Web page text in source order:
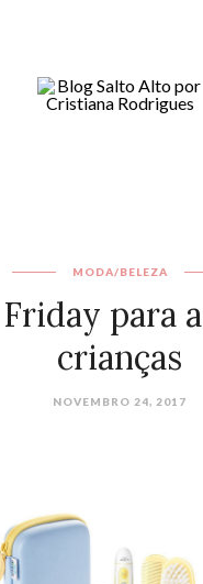
MODA/BELEZA
para
crianças
NOVEMBRO 24, 2017